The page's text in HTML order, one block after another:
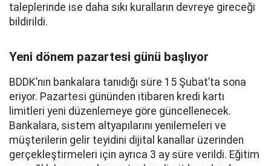
taleplerinde ise daha sıkı kuralların devreye gireceği
bildirildi.
Yeni dönem pazartesi günü başlıyor
BDDK’nın bankalara tanıdığı süre 15 Şubat’ta sona
eriyor. Pazartesi gününden itibaren kredi kartı
limitleri yeni düzenlemeye göre güncellenecek.
Bankalara, sistem altyapılarını yenilemeleri ve
müşterilerin gelir teyidini dijital kanallar üzerinden
gerçekleştirmeleri için ayrıca 3 ay süre verildi. Eğitim